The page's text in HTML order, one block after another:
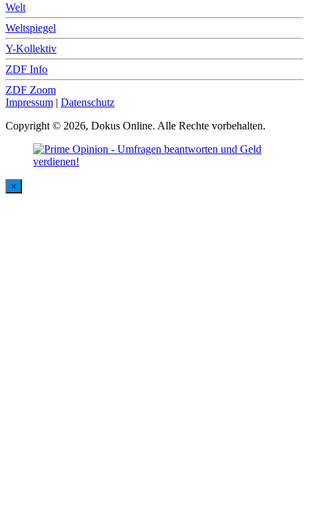
Welt
Weltspiegel
Y-Kollektiv
ZDF Info
ZDF Zoom
Impressum | Datenschutz
Copyright © 2026, Dokus Online. Alle Rechte vorbehalten.
×